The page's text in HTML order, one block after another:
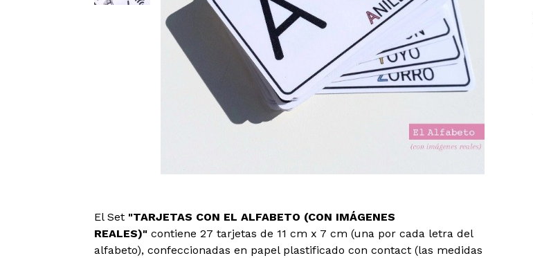
El Set"TARJETAS CON EL ALFABETO (CON IMÁGENES
REALES)" contiene 27 tarjetas de 11 cm x 7 cm (una por cada letra del
alfabeto), confeccionadas en papel plastificado con contact (las medidas